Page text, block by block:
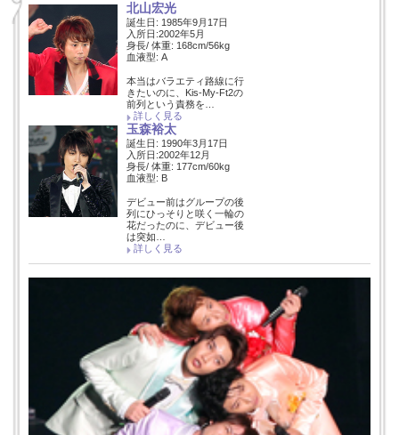
北山宏光
誕生日: 1985年9月17日
入所日:2002年5月
身長/ 体重: 168cm/56kg
血液型: A
本当はバラエティ路線に行
きたいのに、Kis-My-Ft2の
前列という責務を…
詳しく見る
玉森裕太
誕生日: 1990年3月17日
入所日:2002年12月
身長/ 体重: 177cm/60kg
血液型: B
デビュー前はグループの後
列にひっそりと咲く一輪の
花だったのに、デビュー後
は突如…
詳しく見る